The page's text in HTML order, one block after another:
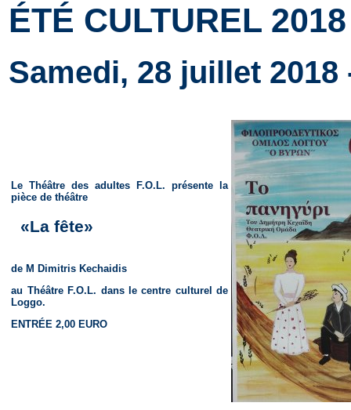
ÉTÉ CULTUREL 2018
Samedi, 28 juillet
Le Théâtre des adultes F.O.L. présente la
pièce de théâtre
«La fête»
de M Dimitris Kechaidis
au Théâtre F.O.L. dans le centre culturel de
Loggo.
ENTRÉE 2,00 EURO